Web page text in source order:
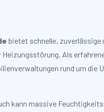
bietet schnelle, zuverlässige
Als
rund um die
kann massive